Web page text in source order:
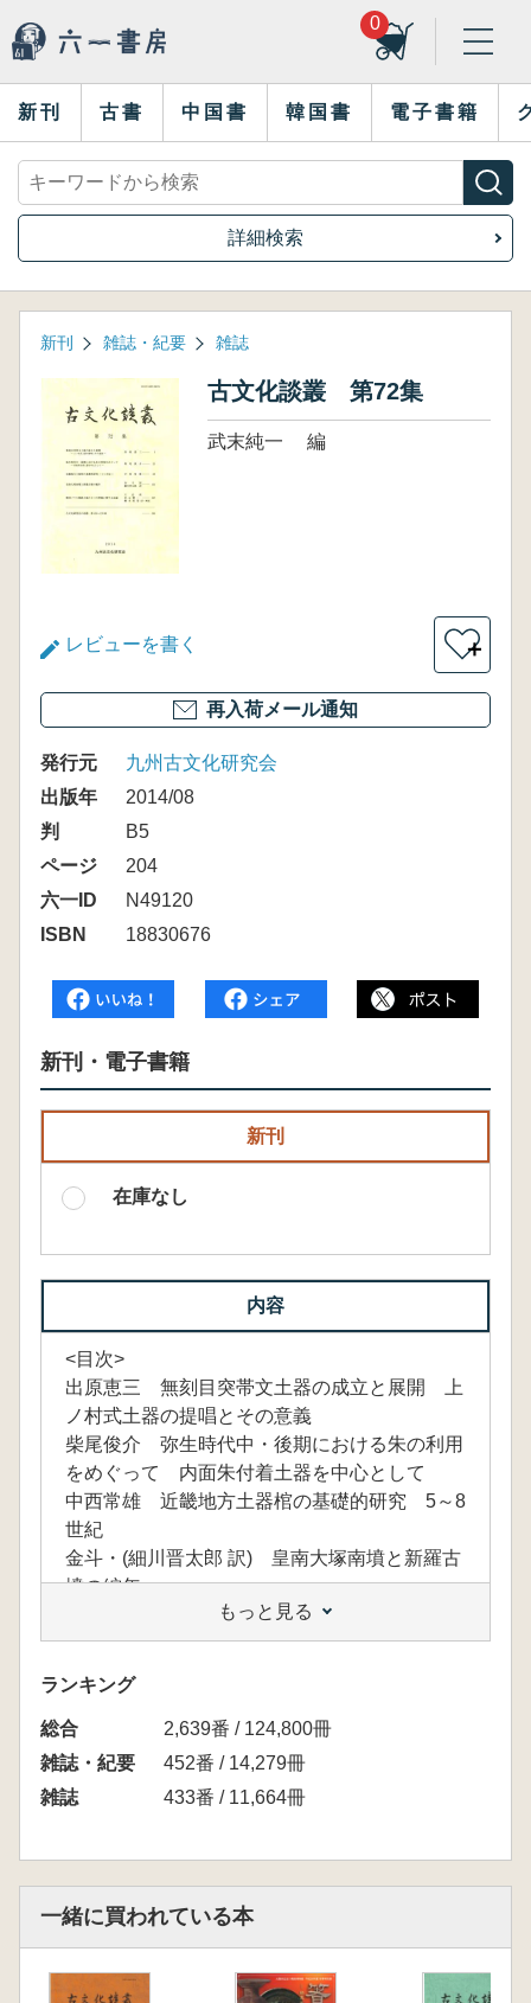
0
新刊 古書 中国書 韓国書 電子書籍
詳細検索
新刊 雑誌・紀要 雑誌
古文化談叢 第72集
武末純一 編
レビューを書く ＋
再入荷メール通知
発行元
九州古文化研究会
出版年
2014/08
判
B5
ページ
204
六一ID
N49120
ISBN
18830676
新刊・電子書籍
新刊
在庫なし
内容
<目次>
出原恵三 無刻目突帯文土器の成立と展開 上
ノ村式土器の提唱とその意義
柴尾俊介 弥生時代中・後期における朱の利用
をめぐって 内面朱付着土器を中心として
中西常雄 近畿地方土器棺の基礎的研究 5～8
世紀
金斗・(細川晋太郎 訳) 皇南大塚南墳と新羅古
墳の編年
王志高(村元健一 柳本照男 訳・解説) 韓国
ソウル風納土城の3つの問題に関する試論
もっと見る
ランキング
総合
2,639番 / 124,800冊
雑誌・紀要
452番 / 14,279冊
雑誌
433番 / 11,664冊
一緒に買われている本